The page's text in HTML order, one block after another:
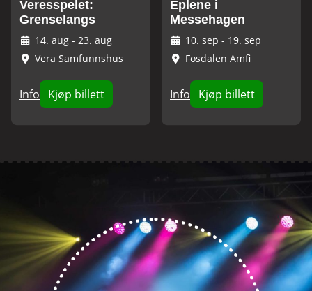
Veresspelet:
Grenselangs
14. aug - 23. aug
Vera Samfunnshus
Info Kjøp billett
Eplene i
Messehagen
10. sep - 19. sep
Fosdalen Amfi
Info Kjøp billett